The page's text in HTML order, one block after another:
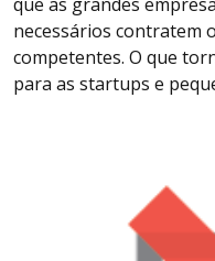
necessários contratem
competentes. O que
para as startups e